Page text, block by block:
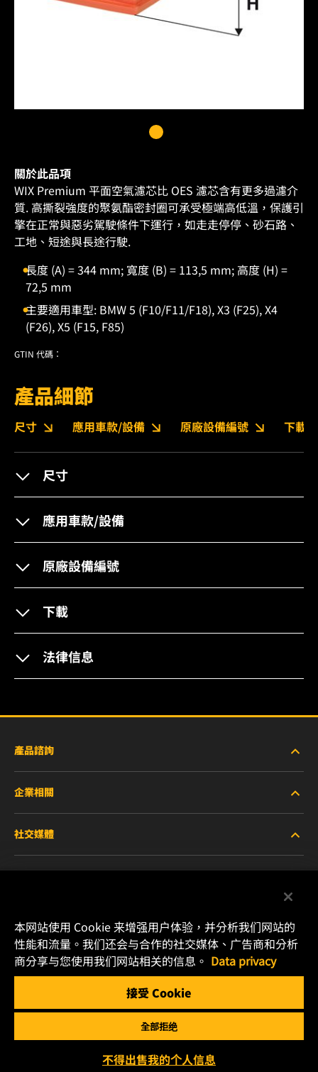
關於此品項
WIX Premium 平面空氣濾芯比 OES 濾芯含有更多過濾介
質. 高撕裂強度的聚氨酯密封圈可承受極端高低溫，保護引
擎在正常與惡劣駕駛條件下運行，如走走停停、砂石路、
工地、短途與長途行駛.
長度 (A) = 344 mm; 寬度 (B) = 113,5 mm; 高度 (H) =
72,5 mm
主要適用車型: BMW 5 (F10/F11/F18), X3 (F25), X4
(F26), X5 (F15, F85)
GTIN 代碼：
產品細節
尺寸 應用車款/設備 原廠設備編號 下載
尺寸
應用車款/設備
原廠設備編號
下載
法律信息
產品諮詢
重型設備車輛
小客車與商用車
企業相關
關於WIX
聯絡我們
職涯發展
社交媒體
Instagram
YouTube
Copyright 2025 MANN+HUMMEL. All rights reserved.
本网站使用 Cookie 来增强用户体验，并分析我们网站的
性能和流量。我们还会与合作的社交媒体、广告商和分析
商分享与您使用我们网站相关的信息。 Data privacy
接受 Cookie
全部拒绝
不得出售我的个人信息